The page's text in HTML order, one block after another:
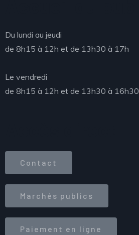
Du lundi au jeudi
de 8h15 à 12h et de 13h30 à 17h
Le vendredi
de 8h15 à 12h et de 13h30 à 16h30
Contact
Marchés publics
Paiement en ligne